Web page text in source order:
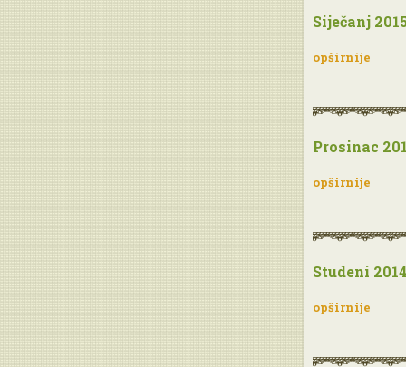
Siječanj
opširnije
Prosinac
opširnije
Studeni
opširnije